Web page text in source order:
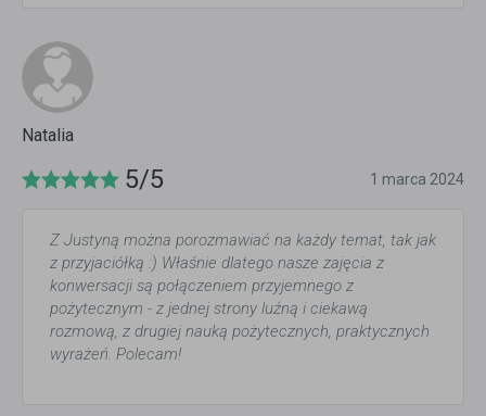
Natalia
5/5 1 marca 2024
Z Justyną można porozmawiać na każdy temat, tak jak
z przyjaciółką :) Właśnie dlatego nasze zajęcia z
konwersacji są połączeniem przyjemnego z
pożytecznym - z jednej strony luźną i ciekawą
rozmową, z drugiej nauką pożytecznych, praktycznych
wyrażeń. Polecam!